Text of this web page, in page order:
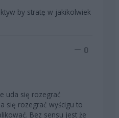
by stratę w jakikolwiek
0
uda się rozegrać
się rozegrać wyścigu to
Bez sensu jest że